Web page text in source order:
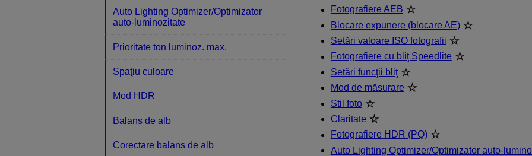
Fotografiere AEB
Blocare expunere (blocare AE)
Setări valoare ISO fotografii
Fotografiere cu bliţ Speedlite
Setări funcţii bliţ
Mod de măsurare
Stil foto
Claritate
Fotografiere HDR (PQ)
Auto Lighting Optimizer/Optimizator auto-
Auto Lighting Optimizer/Optimizator
auto-luminozitate
Prioritate ton luminoz. max.
Spaţiu culoare
Mod HDR
Balans de alb
Corectare balans de alb